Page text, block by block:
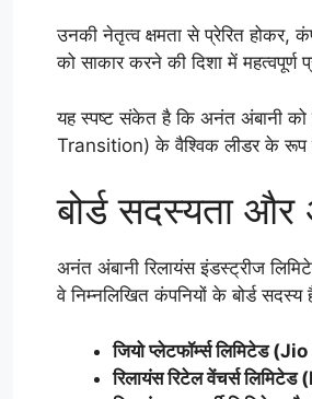
उनकी नेतृत्व क्षमता से प्रेरित होकर,
को साकार करने की दिशा में महत्वपूर्ण
यह स्पष्ट संकेत है कि अनंत अंबानी को
Transition) के वैश्विक लीडर के रूप में
बोर्ड सदस्यता और
अनंत अंबानी रिलायंस इंडस्ट्रीज
वे निम्नलिखित कंपनियों के बोर्ड सदस्य
जियो प्लेटफॉर्म्स लिमिटेड
रिलायंस रिटेल वेंचर्स